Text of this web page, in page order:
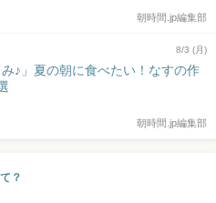
朝時間.jp編集部
8/3 (月)
み♪」夏の朝に食べたい！なすの作
朝時間.jp編集部
？